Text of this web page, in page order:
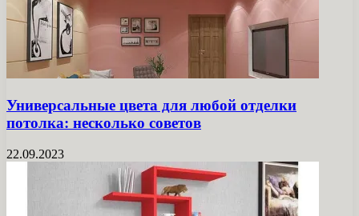
Универсальные цвета для любой отделки
потолка: несколько советов
22.09.2023